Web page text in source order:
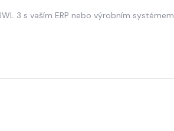
3 s vaším ERP nebo výrobním systémem.